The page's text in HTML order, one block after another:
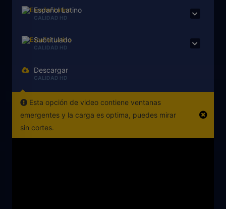
Español Latino
CALIDAD HD
Subtitulado
CALIDAD HD
Descargar
CALIDAD HD
Esta opción de video contiene ventanas
emergentes y la carga es optima, puedes mirar
sin cortes.